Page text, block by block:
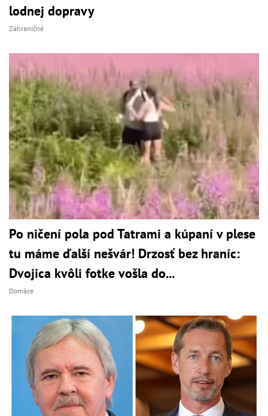
lodnej dopravy
Zahraničné
Po ničení pola pod Tatrami a kúpaní v plese
tu máme ďalší nešvár! Drzosť bez hraníc:
Dvojica kvôli fotke vošla do...
Domáce